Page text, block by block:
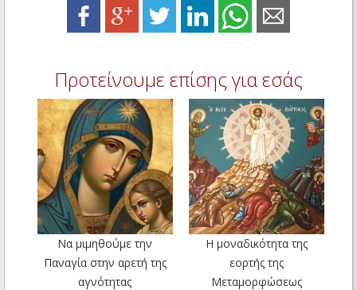
Προτείνουμε επίσης για εσάς
Να μιμηθούμε την
Παναγία στην αρετή της
αγνότητας
Η μοναδικότητα της
εορτής της
Μεταμορφώσεως